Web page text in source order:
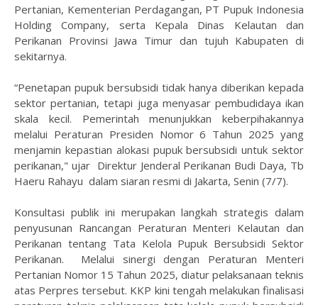
Pertanian, Kementerian Perdagangan, PT Pupuk Indonesia
Holding Company, serta Kepala Dinas Kelautan dan
Perikanan Provinsi Jawa Timur dan tujuh Kabupaten di
sekitarnya.
“Penetapan pupuk bersubsidi tidak hanya diberikan kepada
sektor pertanian, tetapi juga menyasar pembudidaya ikan
skala kecil. Pemerintah menunjukkan keberpihakannya
melalui Peraturan Presiden Nomor 6 Tahun 2025 yang
menjamin kepastian alokasi pupuk bersubsidi untuk sektor
perikanan," ujar Direktur Jenderal Perikanan Budi Daya, Tb
Haeru Rahayu dalam siaran resmi di Jakarta, Senin (7/7).
Konsultasi publik ini merupakan langkah strategis dalam
penyusunan Rancangan Peraturan Menteri Kelautan dan
Perikanan tentang Tata Kelola Pupuk Bersubsidi Sektor
Perikanan. Melalui sinergi dengan Peraturan Menteri
Pertanian Nomor 15 Tahun 2025, diatur pelaksanaan teknis
atas Perpres tersebut. KKP kini tengah melakukan finalisasi